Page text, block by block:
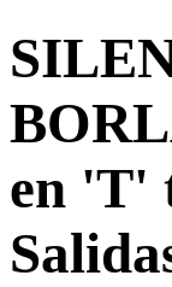
en 'T'